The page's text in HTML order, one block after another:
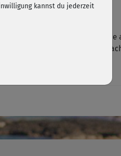
super Workout-Reihe. Ich habe
1 bis 3+ hintereinander
kannst du jederzeit